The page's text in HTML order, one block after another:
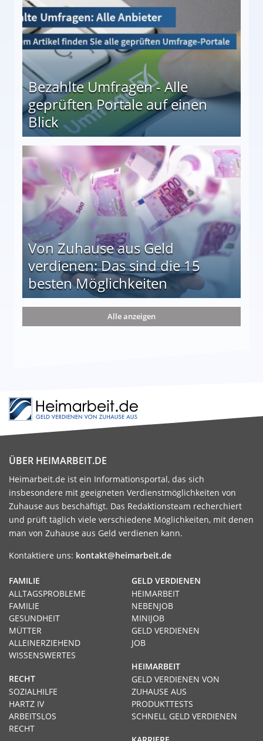
Bezahlte Umfragen - Alle
geprüften Portale auf einen
Blick
auf einen Blick
Von Zuhause aus Geld
verdienen: Das sind die 15
besten Möglichkeiten
die 15 besten Möglichkeiten
Alle anzeigen
ÜBER HEIMARBEIT.DE
Heimarbeit.de ist ein Informationsportal, das sich
insbesondere mit geeigneten Verdienstmöglichkeiten von
Zuhause aus beschäftigt. Das Redaktionsteam recherchiert
und prüft täglich viele verschiedene Möglichkeiten, mit denen
man von Zuhause aus Geld verdienen kann.
Kontaktiere uns: kontakt@heimarbeit.de
GELD VERDIENEN
HEIMARBEIT
NEBENJOB
MINIJOB
GELD VERDIENEN
JOB
HEIMARBEIT
GELD VERDIENEN VON
ZUHAUSE AUS
PRODUKTTESTS
SCHNELL GELD VERDIENEN
FAMILIE
ALLTAGSPROBLEME
FAMILIE
GESUNDHEIT
MÜTTER
ALLEINERZIEHEND
WISSENSWERTES
RECHT
SOZIALHILFE
HARTZ IV
ARBEITSLOS
RECHT